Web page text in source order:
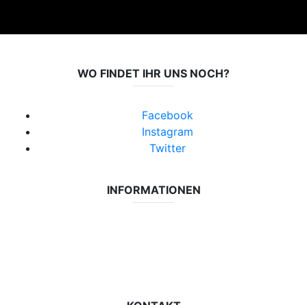
WO FINDET IHR UNS NOCH?
Facebook
Instagram
Twitter
INFORMATIONEN